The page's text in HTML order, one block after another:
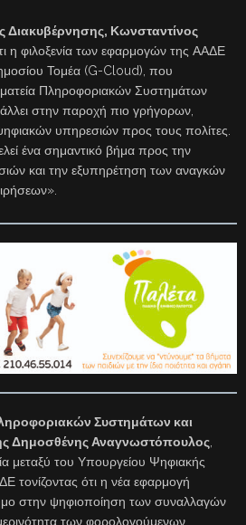
Κωνσταντίνος
η φιλοξενία των εφαρμογών της ΑΑΔΕ
Τομέα (G-Cloud), που
Πληροφοριακών Συστημάτων
στην παροχή πιο γρήγορων,
υπηρεσιών προς τους πολίτες.
ένα σημαντικό βήμα προς την
και την εξυπηρέτηση των αναγκών
Συστημάτων και
Δημοσθένης Αναγνωστόπουλος
μεταξύ του Υπουργείου Ψηφιακής
τονίζοντας ότι η νέα εφαρμογή
στην ψηφιοποίηση των συναλλαγών
των φορολογούμενων.